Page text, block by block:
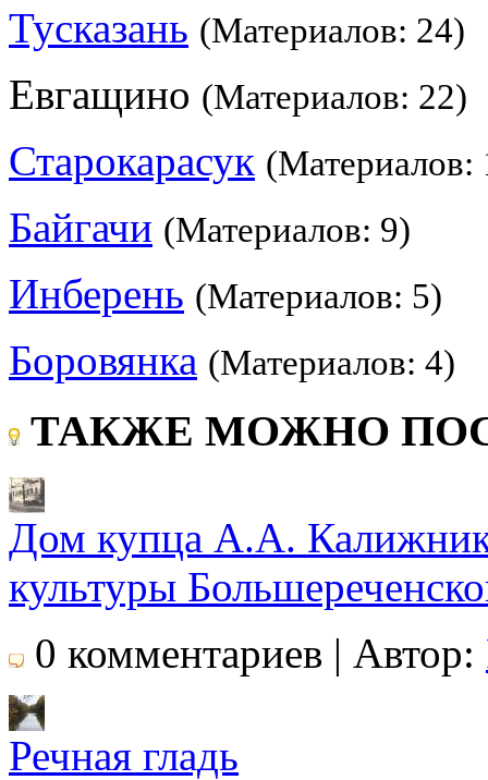
Тусказань (Материалов: 24)
Евгащино (Материалов: 22)
Старокарасук (Материалов:
Байгачи (Материалов: 9)
Инберень (Материалов: 5)
Боровянка (Материалов: 4)
ТАКЖЕ МОЖНО
Дом купца А.А.
культуры
0 комментариев | Автор:
Речная гладь